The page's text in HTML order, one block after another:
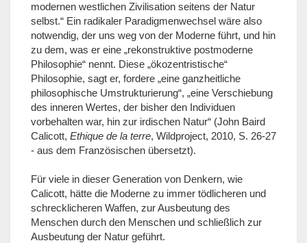
modernen westlichen Zivilisation seitens der Natur
selbst.“ Ein radikaler Paradigmenwechsel wäre also
notwendig, der uns weg von der Moderne führt, und hin
zu dem, was er eine „rekonstruktive postmoderne
Philosophie“ nennt. Diese „ökozentristische“
Philosophie, sagt er, fordere „eine ganzheitliche
philosophische Umstrukturierung“, „eine Verschiebung
des inneren Wertes, der bisher den Individuen
vorbehalten war, hin zur irdischen Natur“ (John Baird
Calicott, Ethique de la terre, Wildproject, 2010, S. 26-27
- aus dem Französischen übersetzt).
Für viele in dieser Generation von Denkern, wie
Calicott, hätte die Moderne zu immer tödlicheren und
schrecklicheren Waffen, zur Ausbeutung des
Menschen durch den Menschen und schließlich zur
Ausbeutung der Natur geführt.